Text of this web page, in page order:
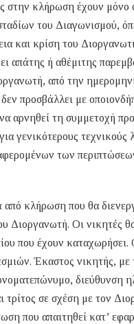
κλήρωση έχουν μόνο
του Διαγωνισμού,
και κρίση του
απάτης ή αθέμιτης
από την
προσβάλλει με
αρνηθεί τη συμμετοχή
γενικότερους τεχνικούς
των
κλήρωση που θα
Διοργανωτή. Οι
που έχουν
Έκαστος νικητής,
διεύθυνση
τρίτος σε σχέση με τον
που απαιτηθεί κατ’